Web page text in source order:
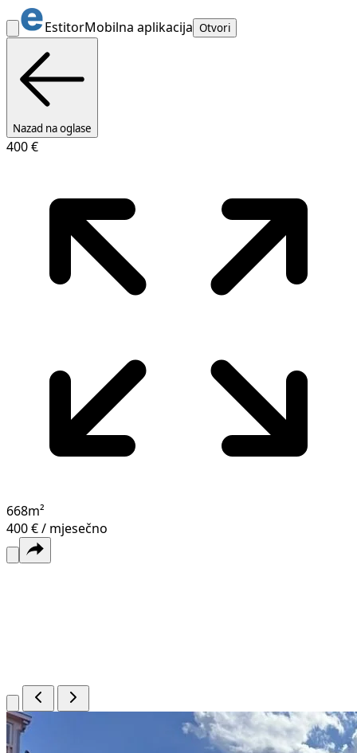
EstitorMobilna aplikacija Otvori
Nazad na oglase
400 €
668m²
400 € / mjesečno